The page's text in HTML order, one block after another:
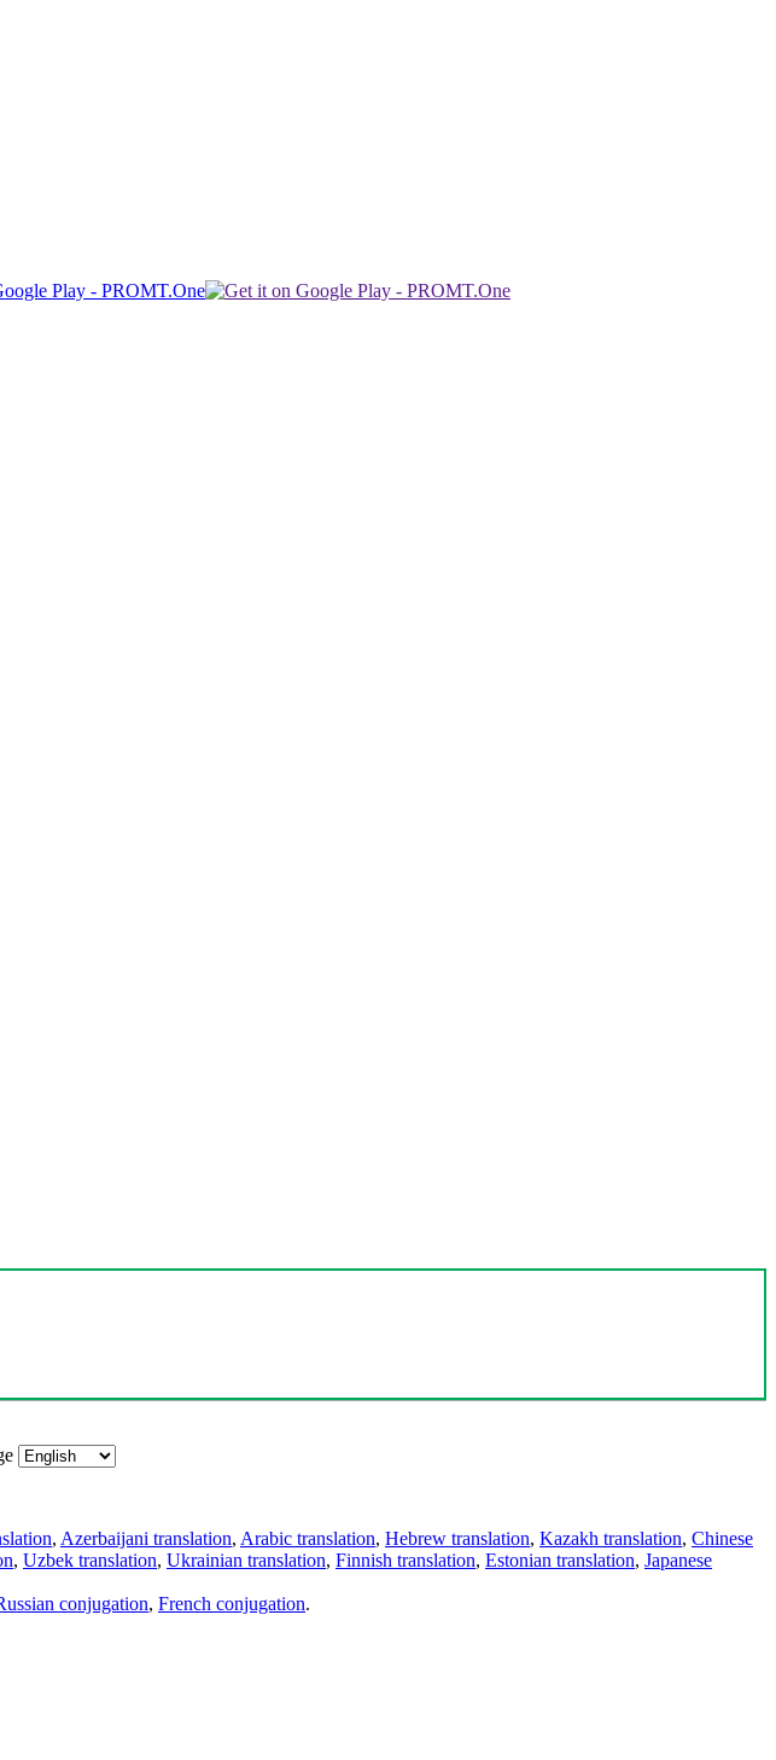
, Azerbaijani translation, Arabic translation, Hebrew translation, Kazakh translation, Chinese
, Uzbek translation, Ukrainian translation, Finnish translation, Estonian translation, Japanese
conjugation, French conjugation.